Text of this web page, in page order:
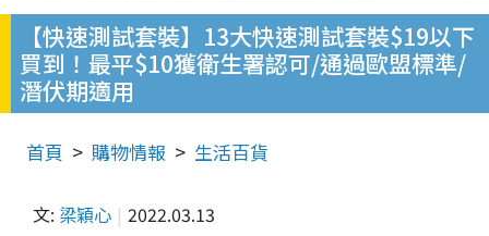
【快速測試套裝】13大快速測試套裝$19以下
買到！最平$10獲衛生署認可/通過歐盟標準/
潛伏期適用
首頁 購物情報 生活百貨
文: 梁穎心 2022.03.13